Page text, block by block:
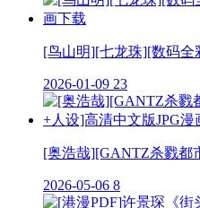
[鸟山明][七龙珠][数码全
2026-01-09 23
[奥浩哉][GANTZ杀戮都
2026-05-06 8